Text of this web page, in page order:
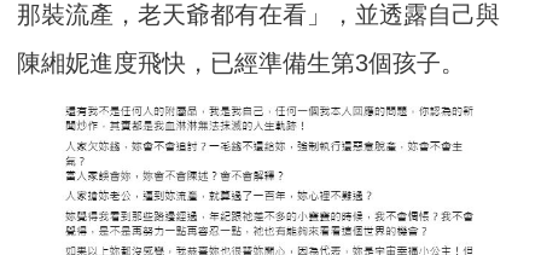
那裝流產，老天爺都有在看」，並透露自己與
陳緗妮進度飛快，已經準備生第3個孩子。